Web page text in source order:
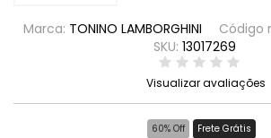
Marca: TONINO LAMBORGHINI Código
SKU: 13017269
Visualizar avaliações
60% Off Frete Grátis